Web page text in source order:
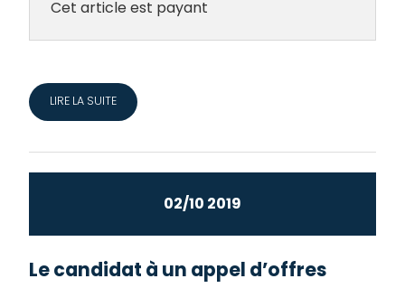
Cet article est payant
LIRE LA SUITE
02/10 2019
Le candidat à un appel d’offres